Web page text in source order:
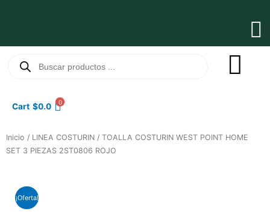
productos
Cart $0.0 0
Inicio / LINEA COSTURIN / TOALLA COSTURIN WEST POINT HOME
SET 3 PIEZAS 2ST0806 ROJO
¡Oferta!